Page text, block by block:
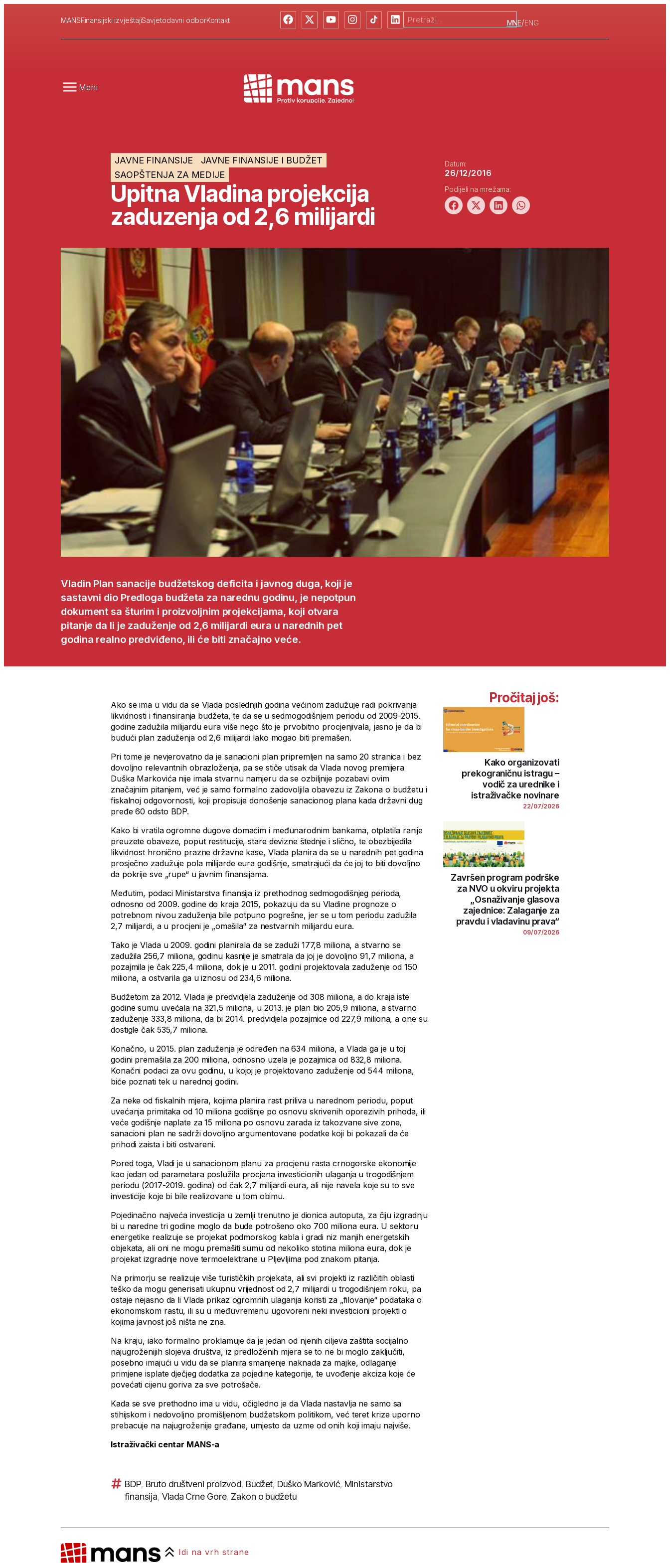
MANSFinansijski izvještajiSavjetodavni odborKontakt MNE/ENG
Meni
JAVNE FINANSIJE
JAVNE FINANSIJE I BUDŽET
SAOPŠTENJA ZA MEDIJE
Upitna Vladina projekcija
zaduzenja od 2,6 milijardi
Datum:
26/12/2016
Podijeli na mrežama:
Vladin Plan sanacije budžetskog deficita i javnog duga, koji je
sastavni dio Predloga budžeta za narednu godinu, je nepotpun
dokument sa šturim i proizvoljnim projekcijama, koji otvara
pitanje da li je zaduženje od 2,6 milijardi eura u narednih pet
godina realno predviđeno, ili će biti značajno veće.
Ako se ima u vidu da se Vlada poslednjih godina većinom zadužuje radi pokrivanja
likvidnosti i finansiranja budžeta, te da se u sedmogodišnjem periodu od 2009-2015.
godine zadužila milijardu eura više nego što je prvobitno procjenjivala, jasno je da bi
budući plan zaduženja od 2,6 milijardi lako mogao biti premašen.
Pri tome je nevjerovatno da je sanacioni plan pripremljen na samo 20 stranica i bez
dovoljno relevantnih obrazloženja, pa se stiče utisak da Vlada novog premijera
Duška Markovića nije imala stvarnu namjeru da se ozbiljnije pozabavi ovim
značajnim pitanjem, već je samo formalno zadovoljila obavezu iz Zakona o budžetu i
fiskalnoj odgovornosti, koji propisuje donošenje sanacionog plana kada državni dug
pređe 60 odsto BDP.
Kako bi vratila ogromne dugove domaćim i međunarodnim bankama, otplatila ranije
preuzete obaveze, poput restitucije, stare devizne štednje i slično, te obezbijedila
likvidnost hronično prazne državne kase, Vlada planira da se u narednih pet godina
prosječno zadužuje pola milijarde eura godišnje, smatrajući da će joj to biti dovoljno
da pokrije sve „rupe“ u javnim finansijama.
Međutim, podaci Ministarstva finansija iz prethodnog sedmogodišnjeg perioda,
odnosno od 2009. godine do kraja 2015, pokazuju da su Vladine prognoze o
potrebnom nivou zaduženja bile potpuno pogrešne, jer se u tom periodu zadužila
2,7 milijardi, a u procjeni je „omašila“ za nestvarnih milijardu eura.
Tako je Vlada u 2009. godini planirala da se zaduži 177,8 miliona, a stvarno se
zadužila 256,7 miliona, godinu kasnije je smatrala da joj je dovoljno 91,7 miliona, a
pozajmila je čak 225,4 miliona, dok je u 2011. godini projektovala zaduženje od 150
miliona, a ostvarila ga u iznosu od 234,6 miliona.
Budžetom za 2012. Vlada je predvidjela zaduženje od 308 miliona, a do kraja iste
godine sumu uvećala na 321,5 miliona, u 2013. je plan bio 205,9 miliona, a stvarno
zaduženje 333,8 miliona, da bi 2014. predvidjela pozajmice od 227,9 miliona, a one su
dostigle čak 535,7 miliona.
Konačno, u 2015. plan zaduženja je određen na 634 miliona, a Vlada ga je u toj
godini premašila za 200 miliona, odnosno uzela je pozajmica od 832,8 miliona.
Konačni podaci za ovu godinu, u kojoj je projektovano zaduženje od 544 miliona,
biće poznati tek u narednoj godini.
Za neke od fiskalnih mjera, kojima planira rast priliva u narednom periodu, poput
uvećanja primitaka od 10 miliona godišnje po osnovu skrivenih oporezivih prihoda, ili
veće godišnje naplate za 15 miliona po osnovu zarada iz takozvane sive zone,
sanacioni plan ne sadrži dovoljno argumentovane podatke koji bi pokazali da će
prihodi zaista i biti ostvareni.
Pored toga, Vladi je u sanacionom planu za procjenu rasta crnogorske ekonomije
kao jedan od parametara poslužila procjena investicionih ulaganja u trogodišnjem
periodu (2017-2019. godina) od čak 2,7 milijardi eura, ali nije navela koje su to sve
investicije koje bi bile realizovane u tom obimu.
Pojedinačno najveća investicija u zemlji trenutno je dionica autoputa, za čiju izgradnju
bi u naredne tri godine moglo da bude potrošeno oko 700 miliona eura. U sektoru
energetike realizuje se projekat podmorskog kabla i gradi niz manjih energetskih
objekata, ali oni ne mogu premašiti sumu od nekoliko stotina miliona eura, dok je
projekat izgradnje nove termoelektrane u Pljevljima pod znakom pitanja.
Na primorju se realizuje više turističkih projekata, ali svi projekti iz različitih oblasti
teško da mogu generisati ukupnu vrijednost od 2,7 milijardi u trogodišnjem roku, pa
ostaje nejasno da li Vlada prikaz ogromnih ulaganja koristi za „filovanje“ podataka o
ekonomskom rastu, ili su u međuvremenu ugovoreni neki investicioni projekti o
kojima javnost još ništa ne zna.
Na kraju, iako formalno proklamuje da je jedan od njenih ciljeva zaštita socijalno
najugroženijih slojeva društva, iz predloženih mjera se to ne bi moglo zaključiti,
posebno imajući u vidu da se planira smanjenje naknada za majke, odlaganje
primjene isplate dječjeg dodatka za pojedine kategorije, te uvođenje akciza koje će
povećati cijenu goriva za sve potrošače.
Kada se sve prethodno ima u vidu, očigledno je da Vlada nastavlja ne samo sa
stihijskom i nedovoljno promišljenom budžetskom politikom, već teret krize uporno
prebacuje na najugroženije građane, umjesto da uzme od onih koji imaju najviše.
Istraživački centar MANS-a
BDP, Bruto društveni proizvod, Budžet, Duško Marković, Ministarstvo
finansija, Vlada Crne Gore, Zakon o budžetu
Pročitaj još:
Kako organizovati
prekograničnu istragu –
vodič za urednike i
istraživačke novinare
22/07/2026
Završen program podrške
za NVO u okviru projekta
„Osnaživanje glasova
zajednice: Zalaganje za
pravdu i vladavinu prava“
09/07/2026
Idi na vrh strane